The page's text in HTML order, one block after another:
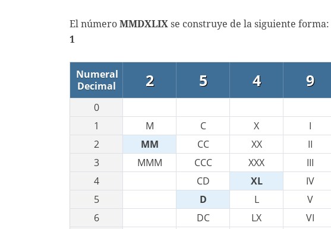
El número MMDXLIX se construye de la siguiente forma:
1
Numeral
Decimal
2 5 4 9
0
1
M C X
I
2
MM CC XX
II
3
MMM CCC XXX
III
4
CD XL
IV
5
D L
V
6
DC LX
VI